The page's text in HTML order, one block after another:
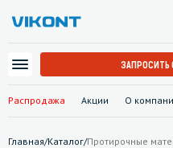
Распродажа Акции О
ЗАПРОСИТЬ
Главная/Каталог/Протирочные